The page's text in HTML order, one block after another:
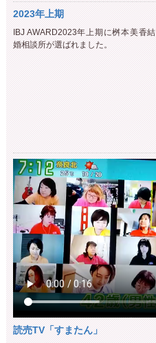
2023年上期
IBJ AWARD2023年上期に桝本美香結
婚相談所が選ばれました。
読売TV「すまたん」